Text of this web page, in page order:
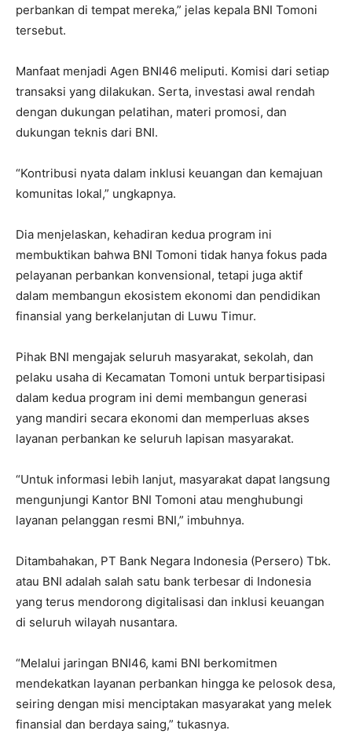
perbankan di tempat mereka,” jelas kepala BNI Tomoni
tersebut.
Manfaat menjadi Agen BNI46 meliputi. Komisi dari setiap
transaksi yang dilakukan. Serta, investasi awal rendah
dengan dukungan pelatihan, materi promosi, dan
dukungan teknis dari BNI.
“Kontribusi nyata dalam inklusi keuangan dan kemajuan
komunitas lokal,” ungkapnya.
Dia menjelaskan, kehadiran kedua program ini
membuktikan bahwa BNI Tomoni tidak hanya fokus pada
pelayanan perbankan konvensional, tetapi juga aktif
dalam membangun ekosistem ekonomi dan pendidikan
finansial yang berkelanjutan di Luwu Timur.
Pihak BNI mengajak seluruh masyarakat, sekolah, dan
pelaku usaha di Kecamatan Tomoni untuk berpartisipasi
dalam kedua program ini demi membangun generasi
yang mandiri secara ekonomi dan memperluas akses
layanan perbankan ke seluruh lapisan masyarakat.
“Untuk informasi lebih lanjut, masyarakat dapat langsung
mengunjungi Kantor BNI Tomoni atau menghubungi
layanan pelanggan resmi BNI,” imbuhnya.
Ditambahakan, PT Bank Negara Indonesia (Persero) Tbk.
atau BNI adalah salah satu bank terbesar di Indonesia
yang terus mendorong digitalisasi dan inklusi keuangan
di seluruh wilayah nusantara.
“Melalui jaringan BNI46, kami BNI berkomitmen
mendekatkan layanan perbankan hingga ke pelosok desa,
seiring dengan misi menciptakan masyarakat yang melek
finansial dan berdaya saing,” tukasnya.